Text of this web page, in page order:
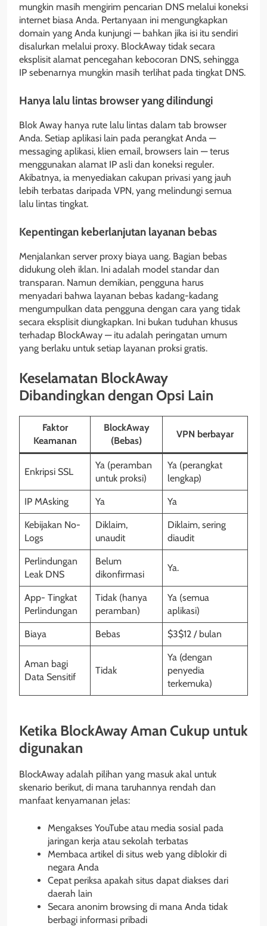
mungkin masih mengirim pencarian DNS melalui koneksi
internet biasa Anda. Pertanyaan ini mengungkapkan
domain yang Anda kunjungi — bahkan jika isi itu sendiri
disalurkan melalui proxy. BlockAway tidak secara
eksplisit alamat pencegahan kebocoran DNS, sehingga
IP sebenarnya mungkin masih terlihat pada tingkat DNS.
Hanya lalu lintas browser yang dilindungi
Blok Away hanya rute lalu lintas dalam tab browser
Anda. Setiap aplikasi lain pada perangkat Anda —
messaging aplikasi, klien email, browsers lain — terus
menggunakan alamat IP asli dan koneksi reguler.
Akibatnya, ia menyediakan cakupan privasi yang jauh
lebih terbatas daripada VPN, yang melindungi semua
lalu lintas tingkat.
Kepentingan keberlanjutan layanan bebas
Menjalankan server proxy biaya uang. Bagian bebas
didukung oleh iklan. Ini adalah model standar dan
transparan. Namun demikian, pengguna harus
menyadari bahwa layanan bebas kadang-kadang
mengumpulkan data pengguna dengan cara yang tidak
secara eksplisit diungkapkan. Ini bukan tuduhan khusus
terhadap BlockAway — itu adalah peringatan umum
yang berlaku untuk setiap layanan proksi gratis.
Keselamatan BlockAway
Dibandingkan dengan Opsi Lain
Faktor
Keamanan
BlockAway
(Bebas)
VPN berbayar
Enkripsi SSL
Ya (peramban
untuk proksi)
Ya (perangkat
lengkap)
IP MAsking Ya Ya
Kebijakan No-
Logs
Diklaim,
unaudit
Diklaim, sering
diaudit
Perlindungan
Leak DNS
Belum
dikonfirmasi
Ya.
App- Tingkat
Perlindungan
Tidak (hanya
peramban)
Ya (semua
aplikasi)
Biaya Bebas $3$12 / bulan
Aman bagi
Data Sensitif
Tidak
Ya (dengan
penyedia
terkemuka)
Ketika BlockAway Aman Cukup untuk
digunakan
BlockAway adalah pilihan yang masuk akal untuk
skenario berikut, di mana taruhannya rendah dan
manfaat kenyamanan jelas:
Mengakses YouTube atau media sosial pada
jaringan kerja atau sekolah terbatas
Membaca artikel di situs web yang diblokir di
negara Anda
Cepat periksa apakah situs dapat diakses dari
daerah lain
Secara anonim browsing di mana Anda tidak
berbagi informasi pribadi